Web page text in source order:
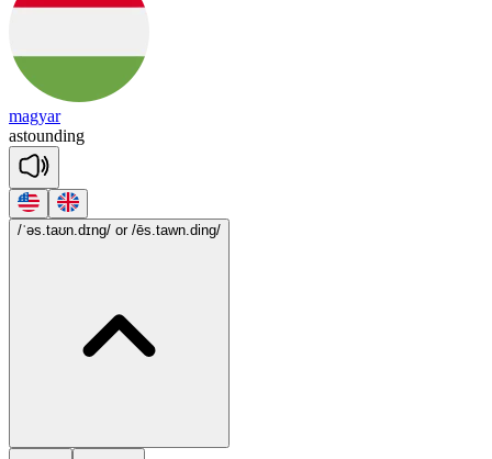
magyar
astounding
/ˈəs.taʊn.dɪng/ or /ēs.tawn.ding/